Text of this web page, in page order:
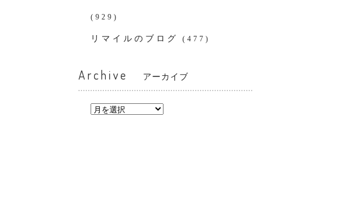
(929)
リマイルのブログ (477)
Archive アーカイブ